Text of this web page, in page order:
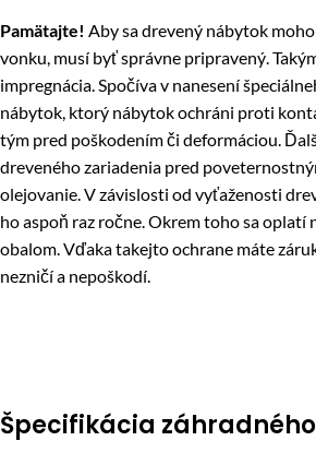
Pamätajte! Aby sa drevený nábytok
vonku, musí byť správne pripravený.
impregnácia. Spočíva v nanesení
nábytok, ktorý nábytok ochráni proti
tým pred poškodením či deformáciou.
dreveného zariadenia pred
olejovanie. V závislosti od vyťaženosti
ho aspoň raz ročne. Okrem toho sa oplatí
obalom. Vďaka takejto ochrane máte
nezničí a nepoškodí.
Špecifikácia